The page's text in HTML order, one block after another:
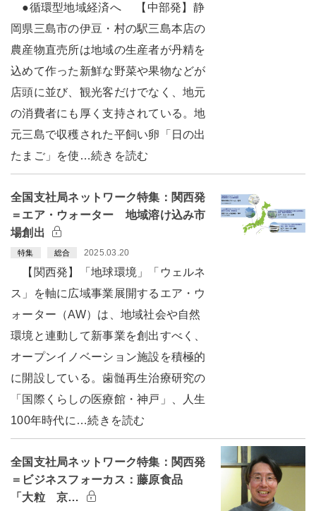
●循環型地域経済へ 【中部発】静
岡県三島市の伊豆・村の駅三島本店の
農産物直売所は地域の生産者が丹精を
込めて作った新鮮な野菜や果物などが
店頭に並び、観光客だけでなく、地元
の消費者にも厚く支持されている。地
元三島で収穫された平飼い卵「日の出
たまご」を使…続きを読む
全国支社局ネットワーク特集：関西発
＝エア・ウォーター 地域溶け込み市
場創出
特集 総合 2025.03.20
【関西発】「地球環境」「ウェルネ
ス」を軸に広域事業展開するエア・ウ
ォーター（AW）は、地域社会や自然
環境と連動して新事業を創出すべく、
オープンイノベーション施設を積極的
に開設している。歯髄再生治療研究の
「国際くらしの医療館・神戸」、人生
100年時代に…続きを読む
全国支社局ネットワーク特集：関西発
＝ビジネスフォーカス：藤原食品
「大粒 京…